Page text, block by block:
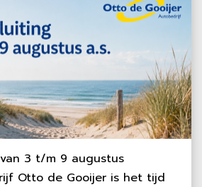
3 t/m 9 augustus
Otto de Gooijer is het tijd